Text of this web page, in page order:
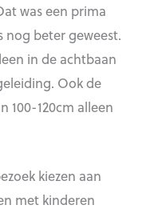
was een prima
nog beter geweest.
in de achtbaan
Ook de
100-120cm alleen
kiezen aan
met kinderen